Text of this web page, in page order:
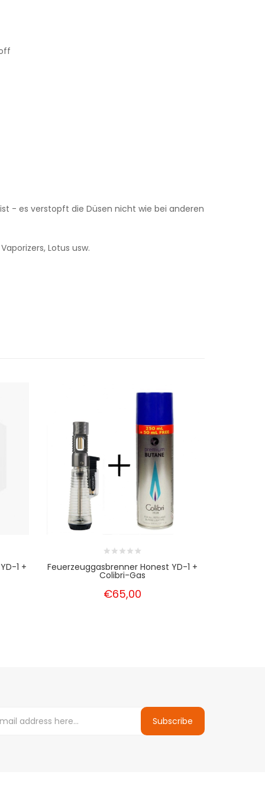
- es verstopft die Düsen nicht wie bei anderen
Lotus usw.
1 + Feuerzeuggasbrenner Honest YD-1 +
Colibri-Gas
€65,00
Subscribe